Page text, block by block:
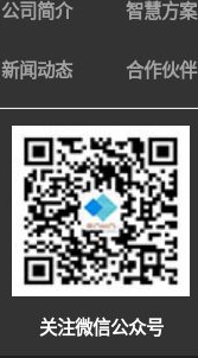
公司简介 智慧方案
新闻动态 合作伙伴
关注微信公众号